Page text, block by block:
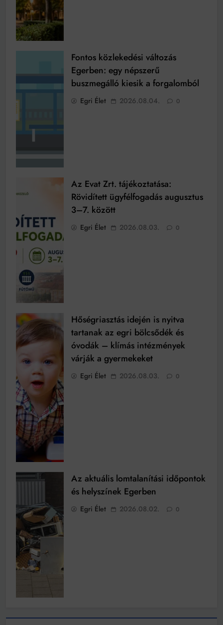
Fontos közlekedési változás
Egerben: egy népszerű
buszmegálló kiesik a forgalomból
Egri Élet 2026.08.04. 0
Az Evat Zrt. tájékoztatása:
Rövidített ügyfélfogadás augusztus
3–7. között
Egri Élet 2026.08.03. 0
Hőségriasztás idején is nyitva
tartanak az egri bölcsődék és
óvodák – klímás intézmények
várják a gyermekeket
Egri Élet 2026.08.03. 0
Az aktuális lomtalanítási időpontok
és helyszínek Egerben
Egri Élet 2026.08.02. 0